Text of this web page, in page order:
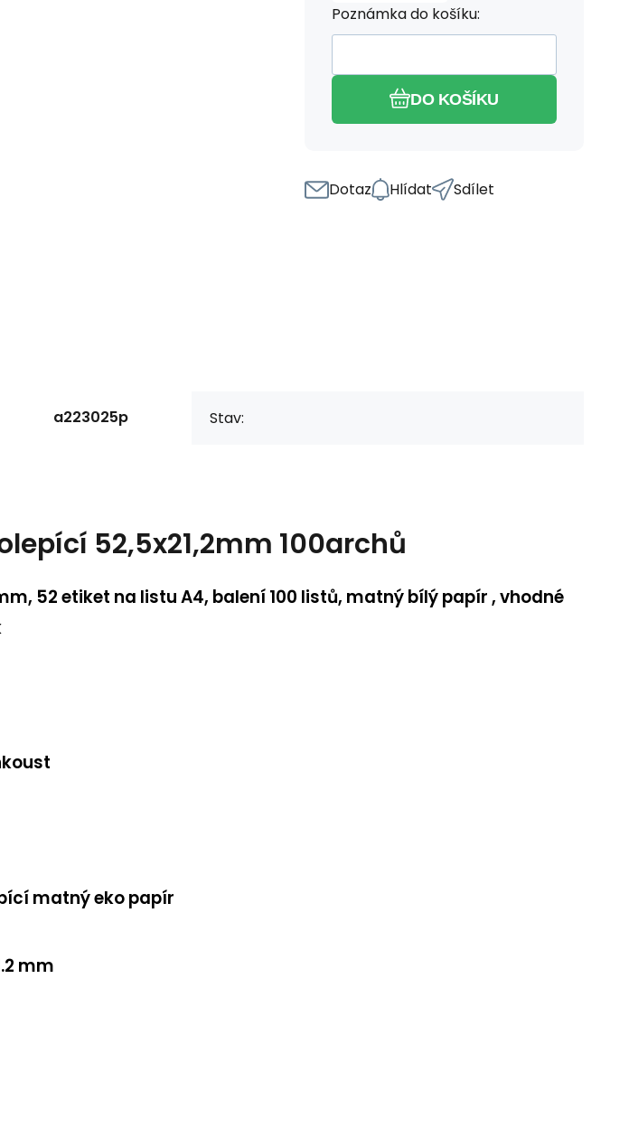
Poznámka do košíku:
DO KOŠÍKU
Dotaz Hlídat Sdílet
a223025p Stav:
52,5x21,2mm 100archů
52 etiket na listu A4, balení 100 listů, matný bílý papír , vhodné
matný eko papír
mm